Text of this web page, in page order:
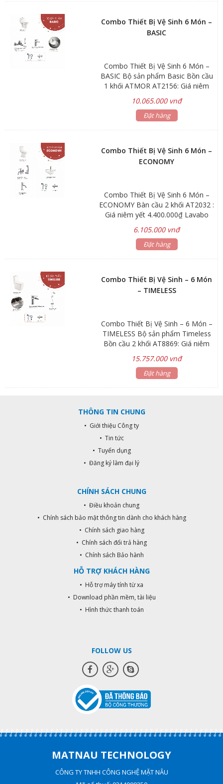
Combo Thiết Bị Vệ Sinh 6 Món –
BASIC
Combo Thiết Bị Vệ Sinh 6 Món –
BASIC Bộ sản phẩm Basic Bồn cầu
1 khối ATMOR AT2156: Giá niêm
AT4065: Giá niêm yết 1.100.000₫
Bộ sen tắm nóng lạnh AT21121: Giá
2.200.000₫ Tặng kèm xịt phụ
AT10401, Van T AT21012 Hãng sản
xuất: ATMOR
10.065.000 vnđ
Đặt hàng
Combo Thiết Bị Vệ Sinh 6 Món –
ECONOMY
Combo Thiết Bị Vệ Sinh 6 Món –
ECONOMY Bàn cầu 2 khối AT2032 :
Giá niêm yết 4.400.000₫ Lavabo
1.100.000₫ Bộ sen tắm nóng lạnh
AT001+AT08007: Giá niêm yết
kèm xịt phụ AT10401, Van T
AT21012 Hãng sản xuất: ATMOR
6.105.000 vnđ
Đặt hàng
Combo Thiết Bị Vệ Sinh – 6 Món
– TIMELESS
Combo Thiết Bị Vệ Sinh – 6 Món –
TIMELESS Bộ sản phẩm Timeless
Bồn cầu 2 khối AT8869: Giá niêm
AT10201: Giá niêm yết 6.600.000đ
Lavabo âm bàn AT4071: Giá niêm
AT10401, Van T AT21012 Hãng sản
xuất: ATMOR
15.757.000 vnđ
Đặt hàng
THÔNG TIN CHUNG
• Giới thiệu Công ty
• Tin tức
• Tuyển dụng
• Đăng ký làm đại lý
CHÍNH SÁCH CHUNG
• Điều khoản chung
• Chính sách bảo mật thông tin dành cho khách hàng
• Chính sách giao hàng
• Chính sách đổi trả hàng
• Chính sách Bảo hành
HỖ TRỢ KHÁCH HÀNG
• Hỗ trợ máy tính từ xa
• Download phần mềm, tài liệu
• Hình thức thanh toán
FOLLOW US
MATNAU TECHNOLOGY
CÔNG TY TNHH CÔNG NGHỆ MẶT NÂU